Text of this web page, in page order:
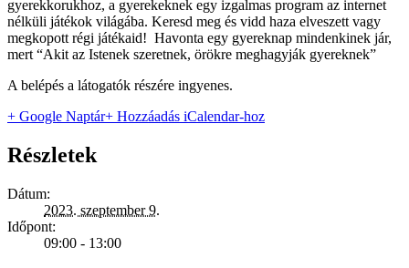
gyerekkorukhoz, a gyerekeknek egy izgalmas program az internet
nélküli játékok világába. Keresd meg és vidd haza elveszett vagy
megkopott régi játékaid! Havonta egy gyereknap mindenkinek jár,
mert “Akit az Istenek szeretnek, örökre meghagyják gyereknek”
A belépés a látogatók részére ingyenes.
+ Google Naptár+ Hozzáadás iCalendar-hoz
Részletek
Dátum:
2023. szeptember 9.
Időpont:
09:00 - 13:00